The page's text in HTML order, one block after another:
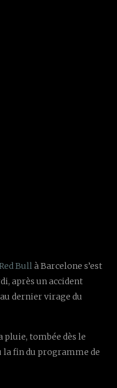
Bullà Barcelone s’est
après un accident
dernier virage du
pluie, tombée dès le
fin du programme de